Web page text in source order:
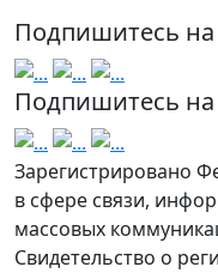
Подпишитесь на
Подпишитесь
Зарегистрировано
в сфере связи,
массовых
Свидетельство о